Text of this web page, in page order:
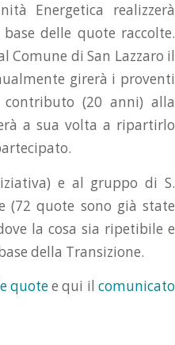
Energetica realizzerà
delle quote raccolte.
Comune di San Lazzaro il
girerà i proventi
(20 anni) alla
a sua volta a ripartirlo
e al gruppo di S.
(72 quote sono già state
la cosa sia ripetibile e
della Transizione.
quotee qui ilcomunicato